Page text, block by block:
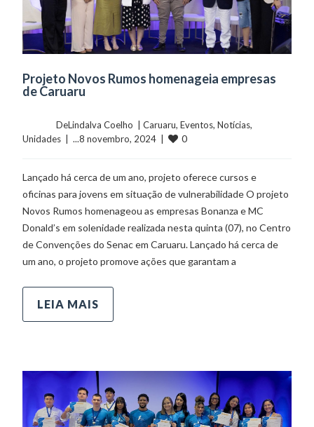
Projeto Novos Rumos homenageia empresas
de Caruaru
	    	DeLindalva Coelho  |
Caruaru, Eventos, Notícias
Unidades
  |  ...8 novembro, 2024  |
0
Lançado há cerca de um ano, projeto oferece cursos e
oficinas para jovens em situação de vulnerabilidade O projeto
Novos Rumos homenageou as empresas Bonanza e MC
Donald’s em solenidade realizada nesta quinta (07), no Centro
de Convenções do Senac em Caruaru. Lançado há cerca de
um ano, o projeto promove ações que garantam a
LEIA MAIS